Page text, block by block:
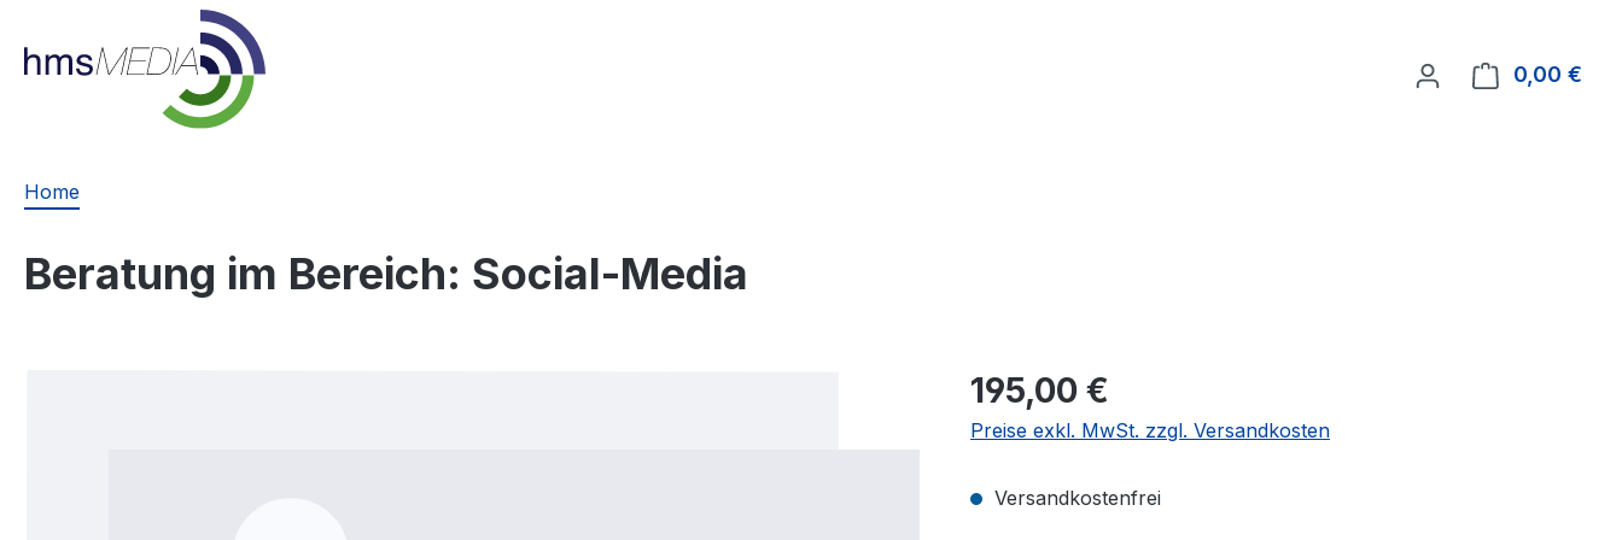
Zur Hauptnavigation springen
0,00 €
Home
Beratung im Bereich: Social-Media
195,00 €
Preise exkl. MwSt. zzgl. Versandkosten
Versandkostenfrei